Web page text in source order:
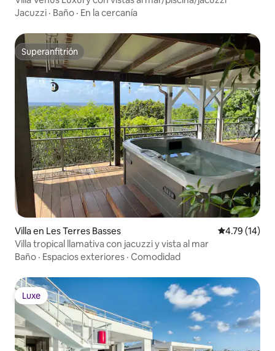
Jacuzzi · Baño · En la cercanía
Superanfitrión
Superanfitrión
Villa en Les Terres Basses Calificación
4.79 (14)
Villa tropical llamativa con jacuzzi y vista al mar
Baño · Espacios exteriores · Comodidad
Luxe
Luxe